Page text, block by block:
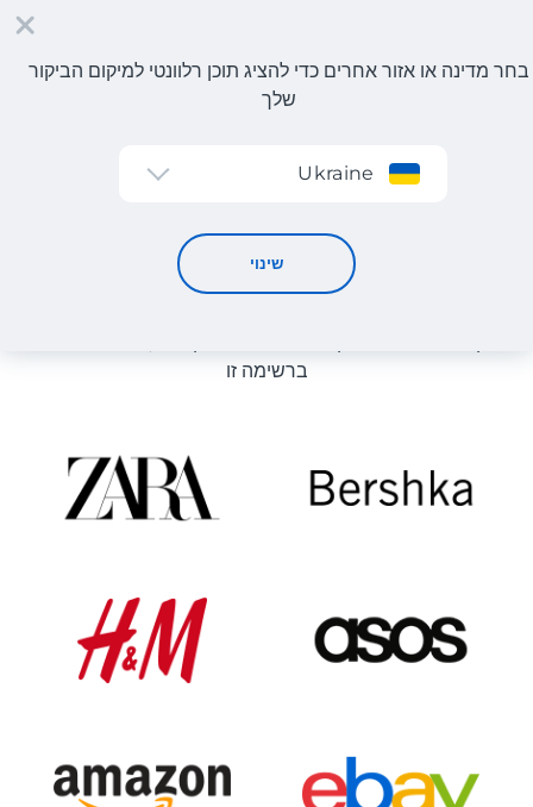
בחר מדינה או אזור אחרים כדי להציג תוכן רלוונטי למיקום הביקור
שלך
Ukraine
שינוי
קטלוג חנויות
קטלוג חנויות
ברשימה זו